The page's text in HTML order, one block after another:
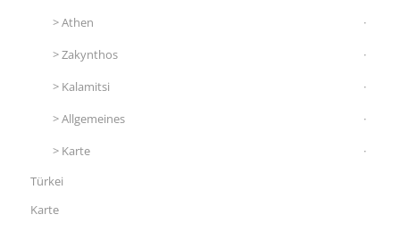
Athen
Zakynthos
Kalamitsi
Allgemeines
Karte
Türkei
Karte